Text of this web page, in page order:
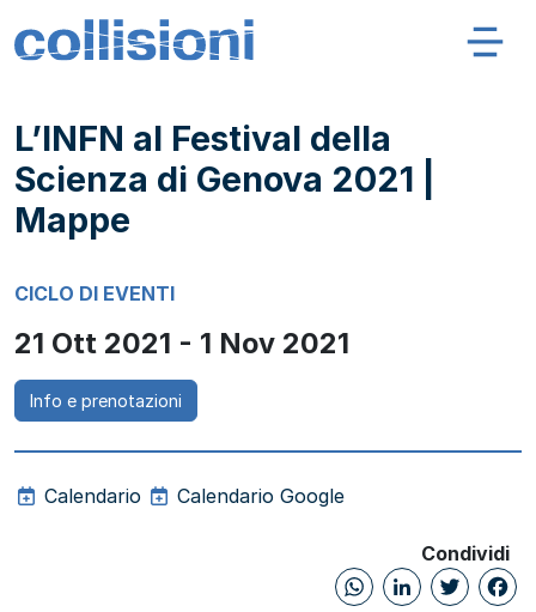
Salta al contenuto
Navigazione principale
L’INFN al Festival della
Scienza di Genova 2021 |
Mappe
CICLO DI EVENTI
21 Ott 2021 - 1 Nov 2021
Info e prenotazioni
Calendario Calendario Google
Condividi